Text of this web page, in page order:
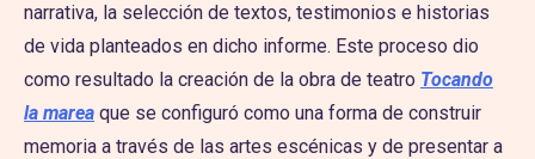
narrativa, la selección de textos, testimonios e historias
de vida planteados en dicho informe. Este proceso dio
como resultado la creación de la obra de teatro Tocando
la marea que se configuró como una forma de construir
memoria a través de las artes escénicas y de presentar a